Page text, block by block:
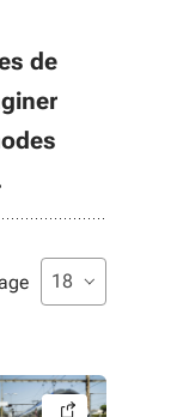
de
Liste de
sélectionné
18